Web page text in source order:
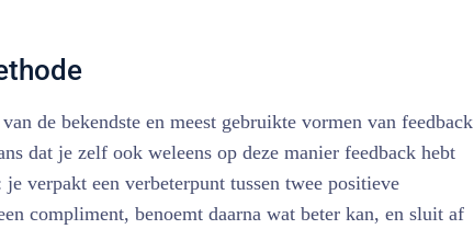
de bekendste en meest gebruikte vormen van feedback
dat je zelf ook weleens op deze manier feedback hebt
verpakt een verbeterpunt tussen twee positieve
compliment, benoemt daarna wat beter kan, en sluit af